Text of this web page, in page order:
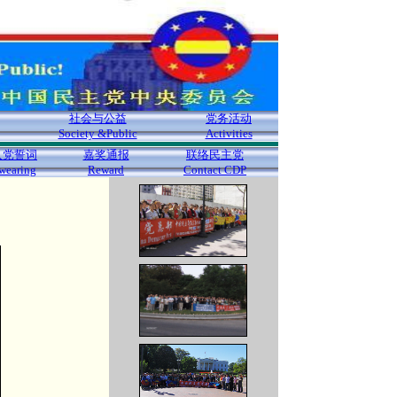
社会与公益
Society &Public
党务活动
Activities
党誓词
嘉奖通报
Reward
联络民主党
Contact CDP